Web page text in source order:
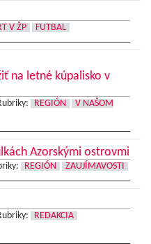
V ŽP FUTBAL
na letné kúpalisko v
REGIÓN
V NAŠOM
Azorskými ostrovmi
REGIÓN ZAUJÍMAVOSTI
REDAKCIA